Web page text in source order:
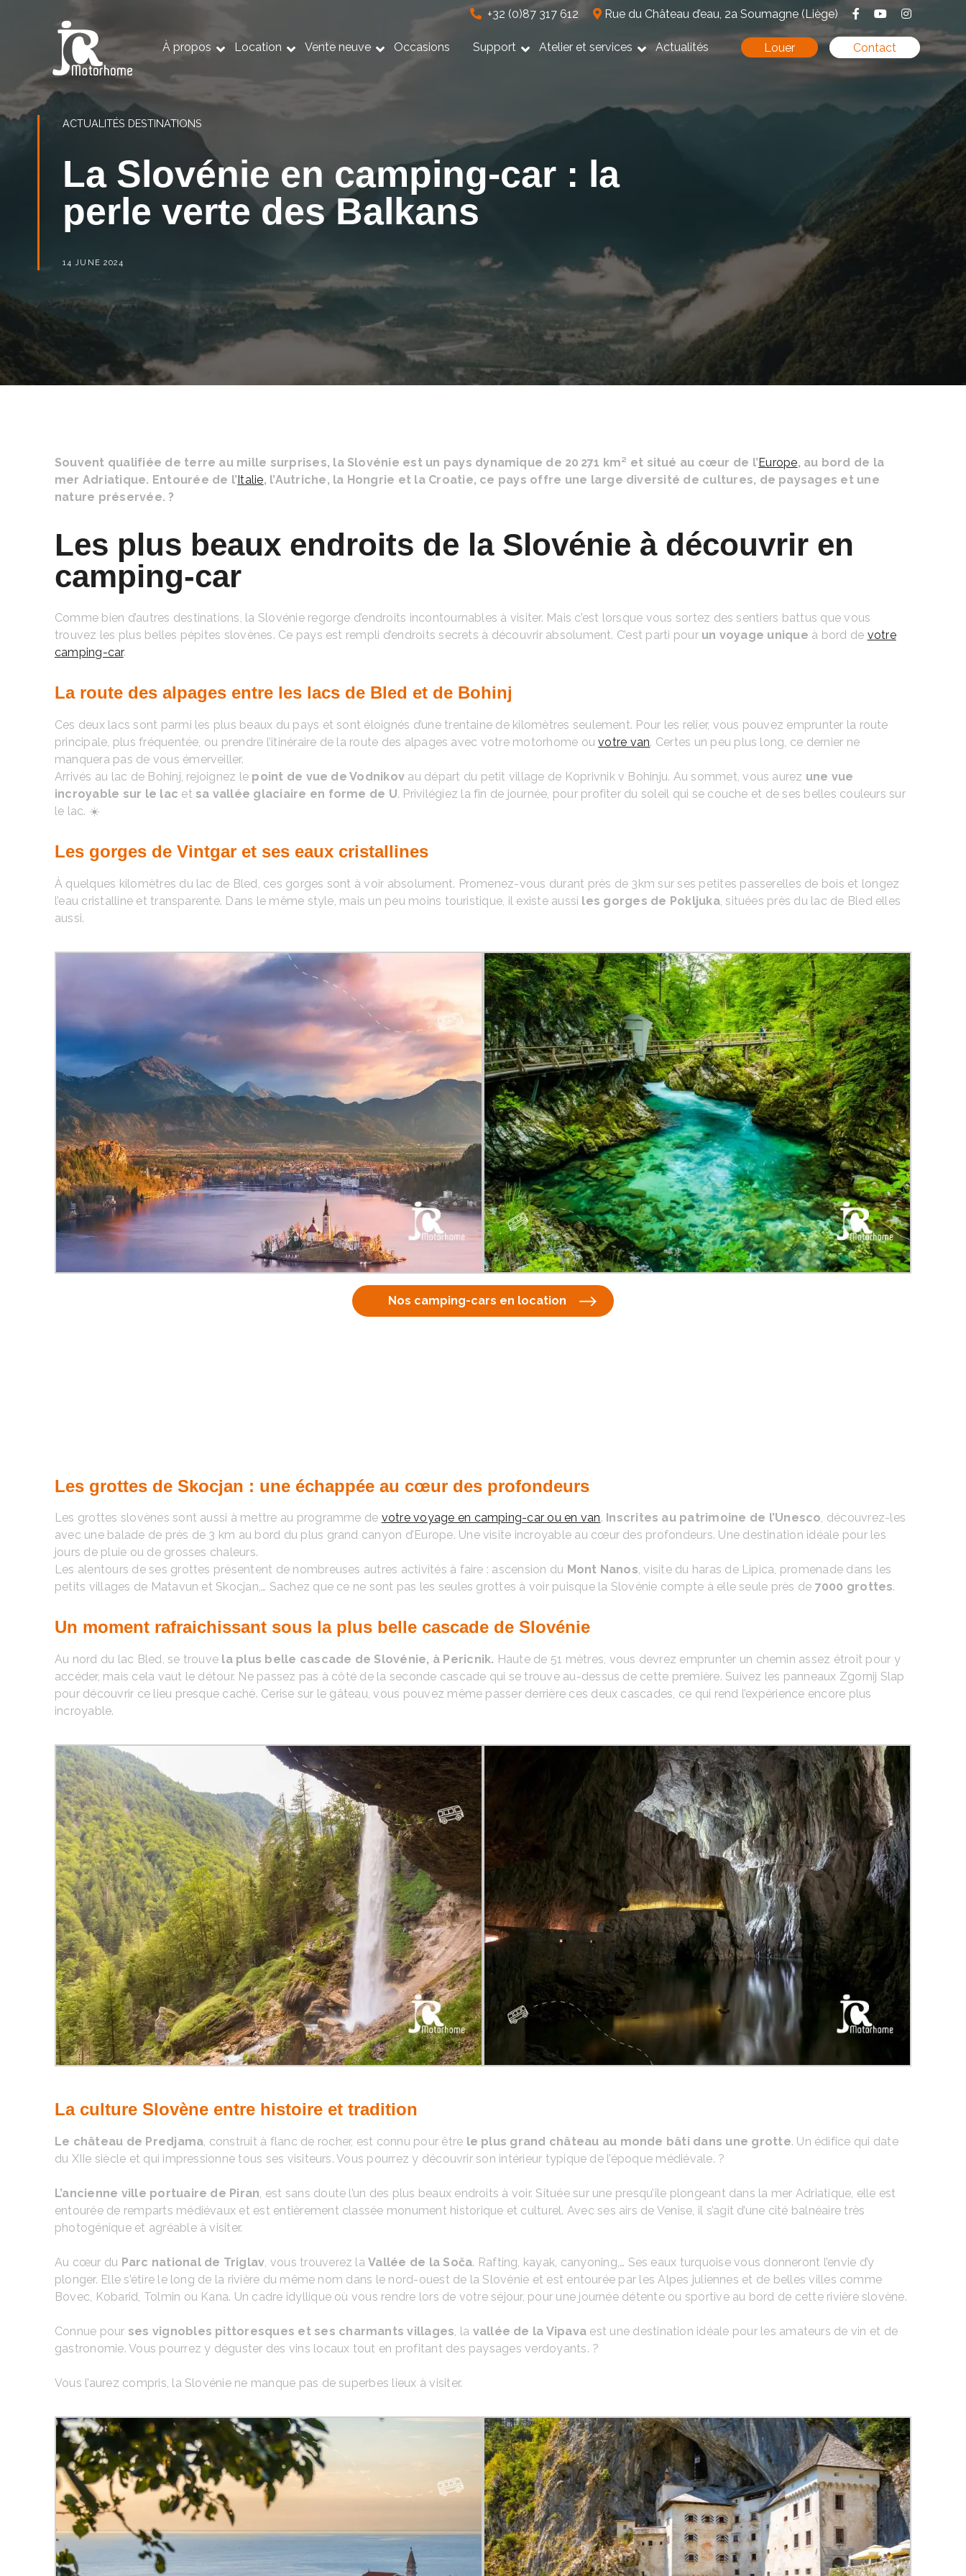
+32 (0)87 317 612 Rue du Château d’eau, 2a Soumagne (Liège)
À propos Location Vente neuve Occasions Support Atelier et services Actualités Louer Contact
ACTUALITÉS DESTINATIONS
La Slovénie en camping-car : la
perle verte des Balkans
14 JUNE 2024
Souvent qualifiée de terre au mille surprises, la Slovénie est un pays dynamique de 20 271 km² et situé au cœur de l’Europe, au bord de la
mer Adriatique. Entourée de l’Italie, l’Autriche, la Hongrie et la Croatie, ce pays offre une large diversité de cultures, de paysages et une
nature préservée. ?️
Les plus beaux endroits de la Slovénie à découvrir en
camping-car
Comme bien d’autres destinations, la Slovénie regorge d’endroits incontournables à visiter. Mais c’est lorsque vous sortez des sentiers battus que vous
trouvez les plus belles pépites slovènes. Ce pays est rempli d’endroits secrets à découvrir absolument. C’est parti pourun voyage unique à bord de votre
camping-car.
La route des alpages entre les lacs de Bled et de Bohinj
Ces deux lacs sont parmi les plus beaux du pays et sont éloignés d’une trentaine de kilomètres seulement. Pour les relier, vous pouvez emprunter la route
principale, plus fréquentée, ou prendre l’itinéraire de la route des alpages avec votre motorhome ouvotre van. Certes un peu plus long, ce dernier ne
manquera pas de vous émerveiller.
Arrivés au lac de Bohinj, rejoignez le point de vue de Vodnikov au départ du petit village de Koprivnik v Bohinju. Au sommet, vous aurez une vue
incroyable sur le lac et sa vallée glaciaire en forme de U. Privilégiez la fin de journée, pour profiter du soleil qui se couche et de ses belles couleurs sur
le lac. ☀️
Les gorges de Vintgar et ses eaux cristallines
À quelques kilomètres du lac de Bled, ces gorges sont à voir absolument. Promenez-vous durant près de 3km sur ses petites passerelles de bois et longez
l’eau cristalline et transparente. Dans le même style, mais un peu moins touristique, il existe aussi les gorges de Pokljuka, situées près du lac de Bled elles
aussi.
Nos camping-cars en location
Les grottes de Skocjan : une échappée au cœur des profondeurs
Les grottes slovènes sont aussi à mettre au programme de votre voyage en camping-car ou en van. Inscrites au patrimoine de l’Unesco, découvrez-les
avec une balade de près de 3 km au bord du plus grand canyon d’Europe. Une visite incroyable au cœur des profondeurs. Une destination idéale pour les
jours de pluie ou de grosses chaleurs.
Les alentours de ses grottes présentent de nombreuses autres activités à faire : ascension du Mont Nanos, visite du haras de Lipica, promenade dans les
petits villages de Matavun et Skocjan,… Sachez que ce ne sont pas les seules grottes à voir puisque la Slovénie compte à elle seule près de 7000 grottes.
Un moment rafraichissant sous la plus belle cascade de Slovénie
Au nord du lac Bled, se trouve la plus belle cascade de Slovénie, à Pericnik. Haute de 51 mètres, vous devrez emprunter un chemin assez étroit pour y
accéder, mais cela vaut le détour. Ne passez pas à côté de la seconde cascade qui se trouve au-dessus de cette première. Suivez les panneaux Zgornij Slap
pour découvrir ce lieu presque caché. Cerise sur le gâteau, vous pouvez même passer derrière ces deux cascades, ce qui rend l’expérience encore plus
incroyable.
La culture Slovène entre histoire et tradition
Le château de Predjama, construit à flanc de rocher, est connu pour être le plus grand château au monde bâti dans une grotte. Un édifice qui date
du XIIe siècle et qui impressionne tous ses visiteurs. Vous pourrez y découvrir son intérieur typique de l’époque médiévale. ?
L’ancienne ville portuaire de Piran, est sans doute l’un des plus beaux endroits à voir. Située sur une presqu’île plongeant dans la mer Adriatique, elle est
entourée de remparts médiévaux et est entièrement classée monument historique et culturel. Avec ses airs de Venise, il s’agit d’une cité balnéaire très
photogénique et agréable à visiter.
Au cœur du Parc national de Triglav, vous trouverez laVallée de la Soča. Rafting, kayak, canyoning,… Ses eaux turquoise vous donneront l’envie d’y
plonger. Elle s’étire le long de la rivière du même nom dans le nord-ouest de la Slovénie et est entourée par les Alpes juliennes et de belles villes comme
Bovec, Kobarid, Tolmin ou Kana. Un cadre idyllique où vous rendre lors de votre séjour, pour une journée détente ou sportive au bord de cette rivière slovène.
Connue pour ses vignobles pittoresques et ses charmants villages, la vallée de la Vipava est une destination idéale pour les amateurs de vin et de
gastronomie. Vous pourrez y déguster des vins locaux tout en profitant des paysages verdoyants. ?
Vous l’aurez compris, la Slovénie ne manque pas de superbes lieux à visiter.